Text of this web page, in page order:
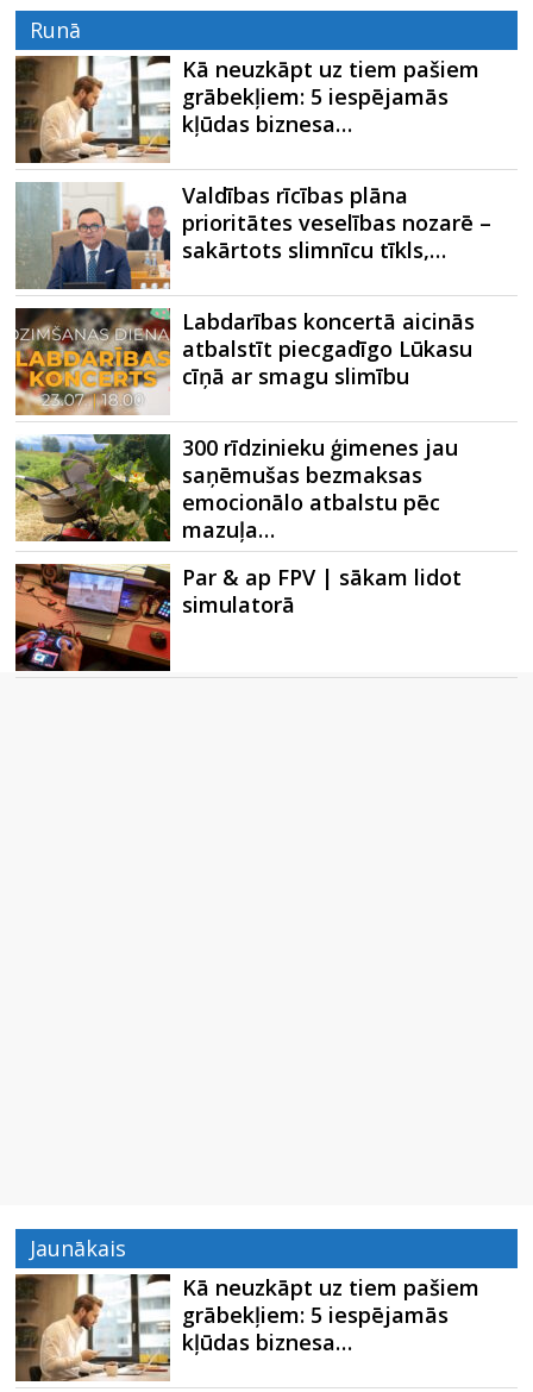
Runā
Kā neuzkāpt uz tiem pašiem
grābekļiem: 5 iespējamās
kļūdas biznesa…
Valdības rīcības plāna
prioritātes veselības nozarē –
sakārtots slimnīcu tīkls,…
Labdarības koncertā aicinās
atbalstīt piecgadīgo Lūkasu
cīņā ar smagu slimību
300 rīdzinieku ģimenes jau
saņēmušas bezmaksas
emocionālo atbalstu pēc
mazuļa…
Par & ap FPV | sākam lidot
simulatorā
Jaunākais
Kā neuzkāpt uz tiem pašiem
grābekļiem: 5 iespējamās
kļūdas biznesa…